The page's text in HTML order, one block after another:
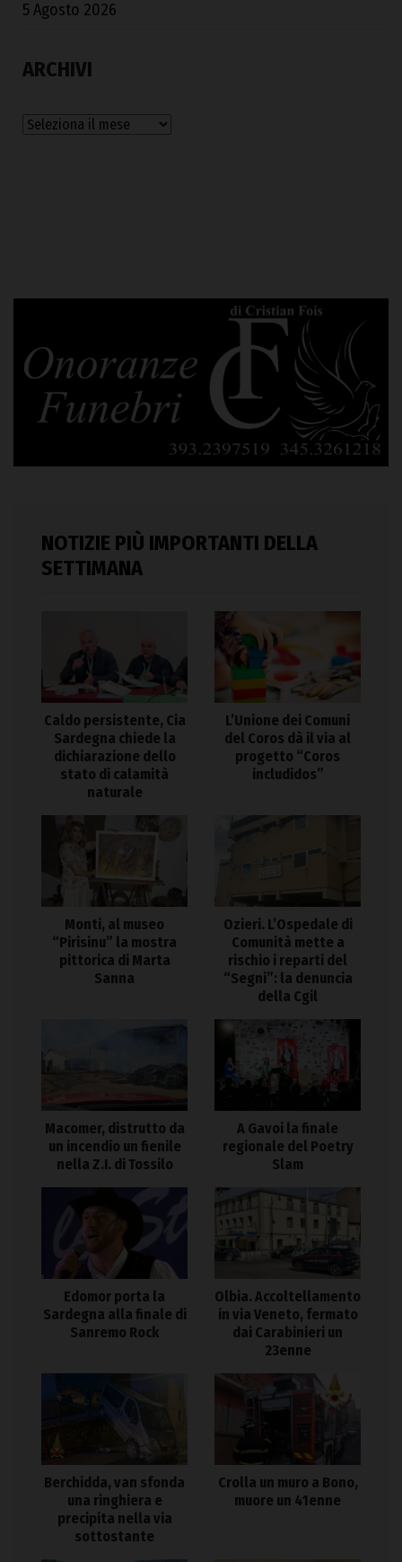
5 Agosto 2026
ARCHIVI
Archivi
NOTIZIE PIÙ IMPORTANTI DELLA
SETTIMANA
Caldo persistente, Cia
Sardegna chiede la
dichiarazione dello
stato di calamità
naturale
L’Unione dei Comuni
del Coros dà il via al
progetto “Coros
includidos”
Monti, al museo
“Pirisinu” la mostra
pittorica di Marta
Sanna
Ozieri. L’Ospedale di
Comunità mette a
rischio i reparti del
“Segni”: la denuncia
della Cgil
Macomer, distrutto da
un incendio un fienile
nella Z.I. di Tossilo
A Gavoi la finale
regionale del Poetry
Slam
Edomor porta la
Sardegna alla finale di
Sanremo Rock
Olbia. Accoltellamento
in via Veneto, fermato
dai Carabinieri un
23enne
Berchidda, van sfonda
una ringhiera e
precipita nella via
sottostante
Crolla un muro a Bono,
muore un 41enne